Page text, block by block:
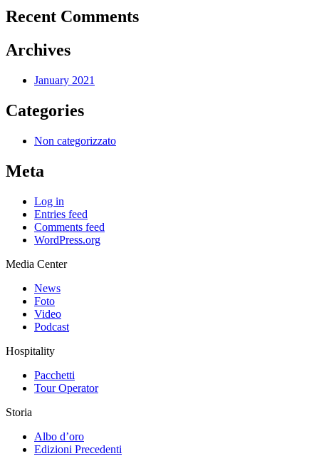
Recent Comments
Archives
January 2021
Categories
Non categorizzato
Meta
Log in
Entries feed
Comments feed
WordPress.org
Media Center
News
Foto
Video
Podcast
Hospitality
Pacchetti
Tour Operator
Storia
Albo d’oro
Edizioni Precedenti